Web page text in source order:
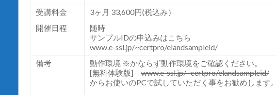
受講料金
3ヶ月 33,600円(税込み）
開催日程
随時
サンプルIDの申込みはこちら
www.e-ssl.jp/~certpro/elandsampleid/
備考
動作環境 ※かならず動作環境をご確認ください。
[無料体験版] www.e-ssl.jp/~certpro/elandsampleid/
からお使いのPCで試していただく事をお勧めします。